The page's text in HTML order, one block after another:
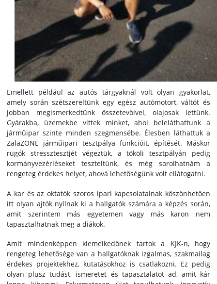
Emellett például az autós tárgyaknál volt olyan gyakorlat,
amely során szétszereltünk egy egész autómotort, váltót és
jobban megismerkedtünk összetevőivel, olajosak lettünk.
Gyárakba, üzemekbe vittek minket, ahol beleláthattunk a
járműipar szinte minden szegmensébe. Élesben láthattuk a
ZalaZONE járműipari tesztpálya funkcióit, építését. Máskor
rugók stressztesztjét végeztük, a tököli tesztpályán pedig
kormányvezérléseket teszteltünk, és még sorolhatnám a
rengeteg érdekes helyet, ahová lehetőségünk volt ellátogatni.
A kar és az oktatók szoros ipari kapcsolatainak köszönhetően
itt olyan ajtók nyílnak ki a hallgatók számára a képzés során,
amit szerintem más egyetemen vagy más karon nem
tapasztalhatnak meg a diákok.
Amit mindenképpen kiemelkedőnek tartok a KJK-n, hogy
rengeteg lehetősége van a hallgatóknak izgalmas, szakmailag
érdekes projektekhez, kutatásokhoz is csatlakozni. Ez pedig
olyan plusz tudást, ismeretet és tapasztalatot ad, amit kár